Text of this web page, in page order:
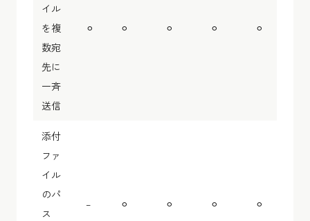
イル
を複
数宛
先に
一斉
送信
⚪︎ ⚪︎ ⚪︎ ⚪︎ ⚪︎
添付
ファ
イル
のパ
ス
– ⚪︎ ⚪︎ ⚪︎ ⚪︎